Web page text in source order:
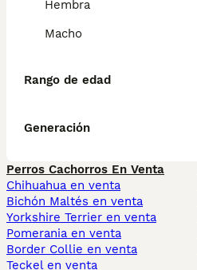
Hembra
Macho
Rango de edad
Generación
Perros Cachorros En Venta
Chihuahua en venta
Bichón Maltés en venta
Yorkshire Terrier en venta
Pomerania en venta
Border Collie en venta
Teckel en venta